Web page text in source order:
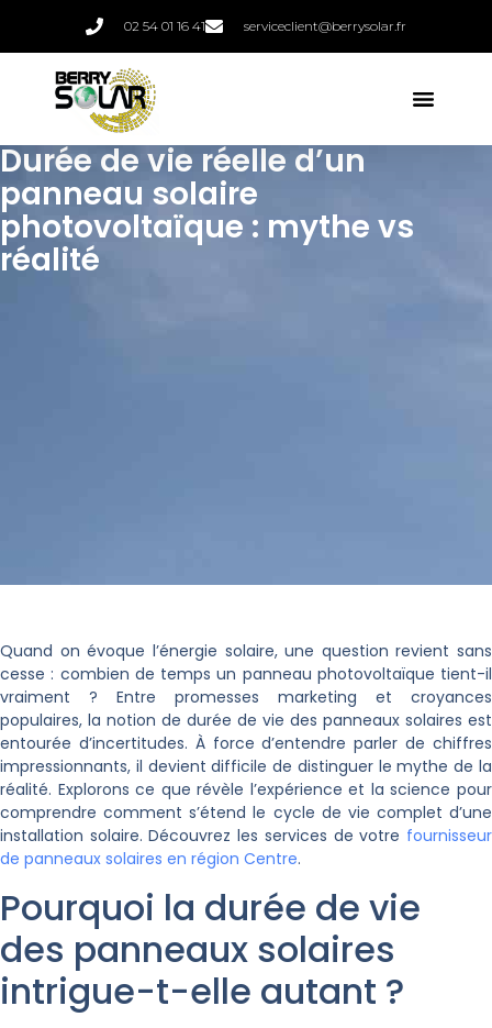
02 54 01 16 41 serviceclient@berrysolar.fr
Durée de vie réelle d’un
panneau solaire
photovoltaïque : mythe vs
réalité
Quand on évoque l’énergie solaire, une question revient sans
cesse : combien de temps un panneau photovoltaïque tient-il
vraiment ? Entre promesses marketing et croyances
populaires, la notion de durée de vie des panneaux solaires est
entourée d’incertitudes. À force d’entendre parler de chiffres
impressionnants, il devient difficile de distinguer le mythe de la
réalité. Explorons ce que révèle l’expérience et la science pour
comprendre comment s’étend le cycle de vie complet d’une
installation solaire. Découvrez les services de votre fournisseur
de panneaux solaires en région Centre.
Pourquoi la durée de vie
des panneaux solaires
intrigue-t-elle autant ?